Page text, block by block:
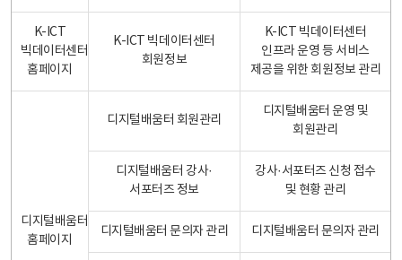
K-ICT
빅데이터센터
홈페이지
K-ICT 빅데이터센터
회원정보
K-ICT 빅데이터센터
인프라 운영 등 서비스
제공을 위한 회원정보 관리
디지털배움터
홈페이지
디지털배움터 회원관리
디지털배움터 운영 및
회원관리
디지털배움터 강사·
서포터즈 정보
강사·서포터즈 신청 접수
및 현황 관리
디지털배움터 문의자 관리 디지털배움터 문의자 관리